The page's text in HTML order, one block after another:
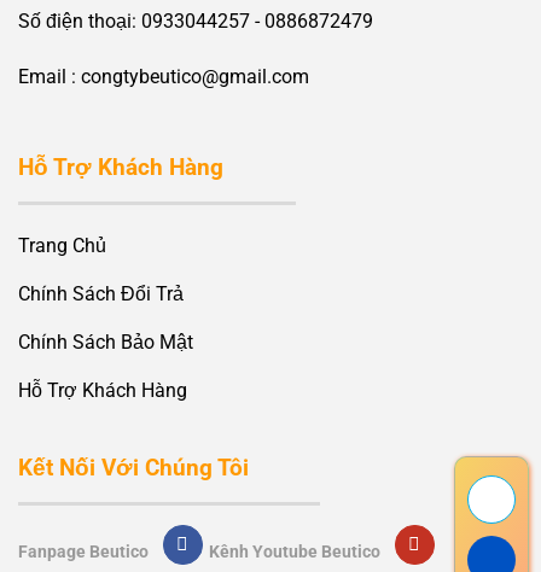
Số điện thoại: 0933044257 - 0886872479
Email : congtybeutico@gmail.com
Hỗ Trợ Khách Hàng
Trang Chủ
Chính Sách Đổi Trả
Chính Sách Bảo Mật
Hỗ Trợ Khách Hàng
Kết Nối Với Chúng Tôi
Fanpage Beutico Kênh Youtube Beutico